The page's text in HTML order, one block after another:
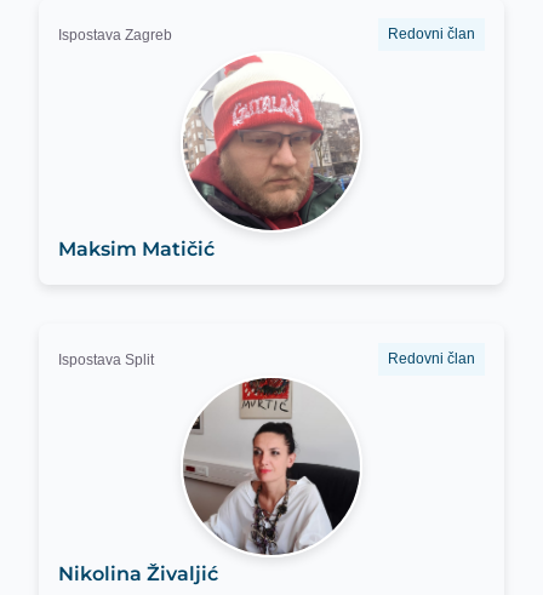
Ispostava Zagreb Redovni član
Maksim Matičić
Ispostava Split Redovni član
Nikolina Živaljić